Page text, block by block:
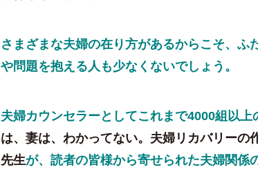
さまざまな夫婦の在り方があるからこそ、ふ
や問題を抱える人も少なくないでしょう。
夫婦カウンセラーとしてこれまで4000組以
は、妻は、わかってない。夫婦リカバリーの
先生が、読者の皆様から寄せられた夫婦関係